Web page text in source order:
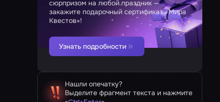
сюрпризом на любой праздник —
закажите подарочный сертификат «Мира
Квестов»!
Узнать подробности
Нашли опечатку?
Выделите фрагмент текста и нажмите